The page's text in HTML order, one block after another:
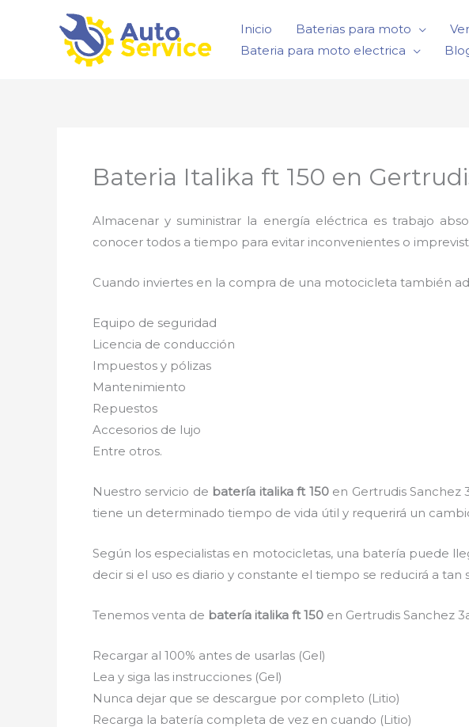
Inicio Baterias para moto
Bateria para moto electrica
Bateria Italika ft 150 en
Almacenar y suministrar la energía eléctrica es trabajo
conocer todos a tiempo para evitar inconvenientes o
Cuando inviertes en la compra de una motocicleta también
Equipo de seguridad
Licencia de conducción
Impuestos y pólizas
Mantenimiento
Repuestos
Accesorios de lujo
Entre otros.
Nuestro servicio de batería italika ft 150en Gertrudis Sanchez
tiene un determinado tiempo de vida útil y requerirá un
Según los especialistas en motocicletas, una batería puede
decir si el uso es diario y constante el tiempo se reducirá a tan
Tenemos venta de batería italika ft 150 en Gertrudis Sanchez
Recargar al 100% antes de usarlas (Gel)
Lea y siga las instrucciones (Gel)
Nunca dejar que se descargue por completo (Litio)
Recarga la batería completa de vez en cuando (Litio)